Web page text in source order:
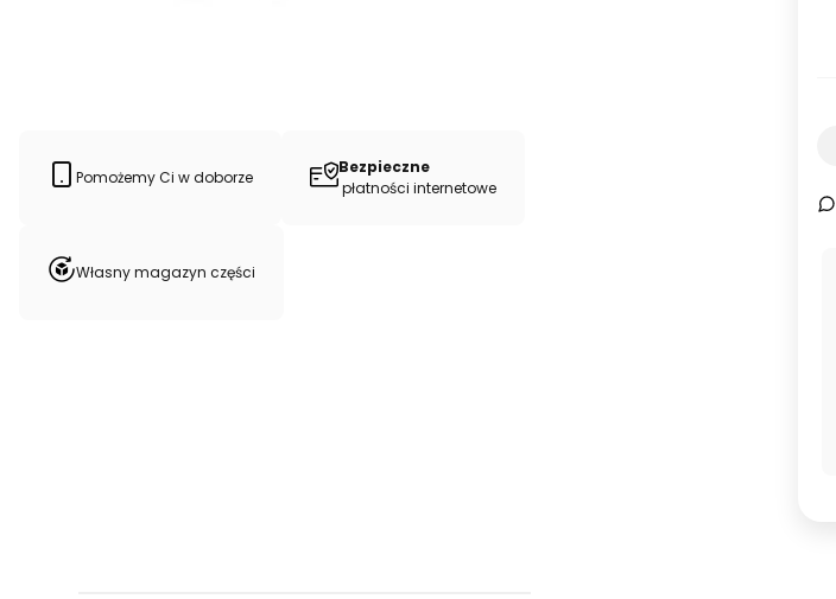
Pomożemy Ci w doborze
Bezpieczne
płatności internetowe
Własny magazyn części